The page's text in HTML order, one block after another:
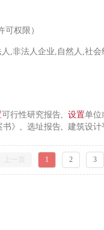
可权限）
,非法人企业,自然人,社
可行性研究报告, 设置单位
书》, 选址报告, 建筑设
建议书, 法人注册登记
权委托书
1 2 3